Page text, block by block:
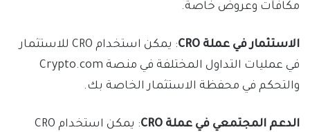
مكافآت وعروض خاصة.
الاستثمار في عملة CRO
: يمكن استخدام CRO للاستثمار
في عمليات التداول المختلفة في منصة Crypto.com
والتحكم في محفظة الاستثمار الخاصة بك.
الدعم المجتمعي في عملة CRO
: يمكن استخدام CRO